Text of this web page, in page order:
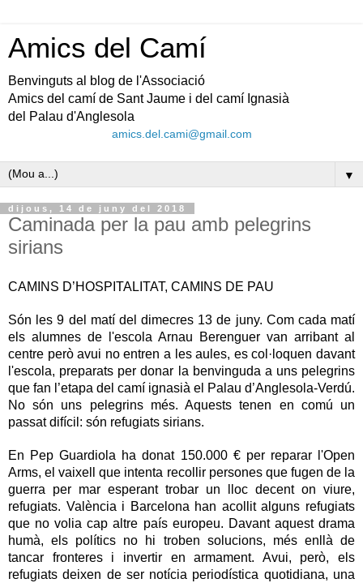
Amics del Camí
Benvinguts al blog de l'Associació
Amics del camí de Sant Jaume i del camí Ignasià
del Palau d'Anglesola
amics.del.cami@gmail.com
▼
dijous, 14 de juny del 2018
Caminada per la pau amb pelegrins
sirians
CAMINS D’HOSPITALITAT, CAMINS DE PAU
Són les 9 del matí del dimecres 13 de juny. Com cada matí
els alumnes de l'escola Arnau Berenguer van arribant al
centre però avui no entren a les aules, es col·loquen davant
l'escola, preparats per donar la benvinguda a uns pelegrins
que fan l’etapa del camí ignasià el Palau d’Anglesola-Verdú.
No són uns pelegrins més. Aquests tenen en comú un
passat difícil: són refugiats sirians.
En Pep Guardiola ha donat 150.000 € per reparar l'Open
Arms, el vaixell que intenta recollir persones que fugen de la
guerra per mar esperant trobar un lloc decent on viure,
refugiats. València i Barcelona han acollit alguns refugiats
que no volia cap altre país europeu. Davant aquest drama
humà, els polítics no hi troben solucions, més enllà de
tancar fronteres i invertir en armament. Avui, però, els
refugiats deixen de ser notícia periodística quotidiana, una